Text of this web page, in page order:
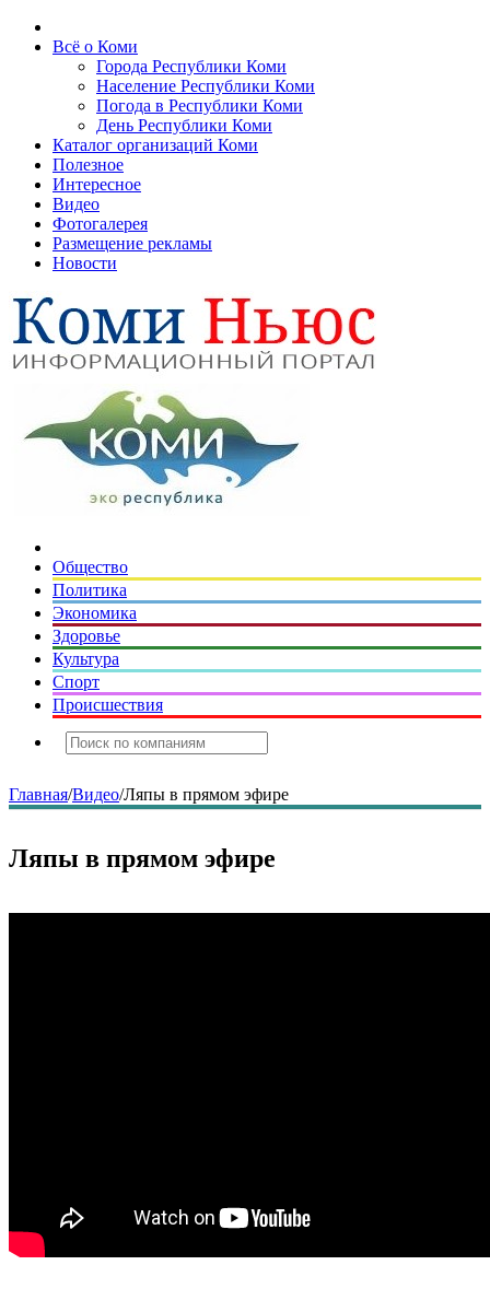
Всё о Коми
Города Республики Коми
Население Республики Коми
Погода в Республики Коми
День Республики Коми
Каталог организаций Коми
Полезное
Интересное
Видео
Фотогалерея
Размещение рекламы
Новости
Общество
Политика
Экономика
Здоровье
Культура
Спорт
Происшествия
Главная/Видео/Ляпы в прямом эфире
Ляпы в прямом эфире